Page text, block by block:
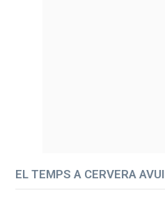
EL TEMPS A CERVERA AVUI